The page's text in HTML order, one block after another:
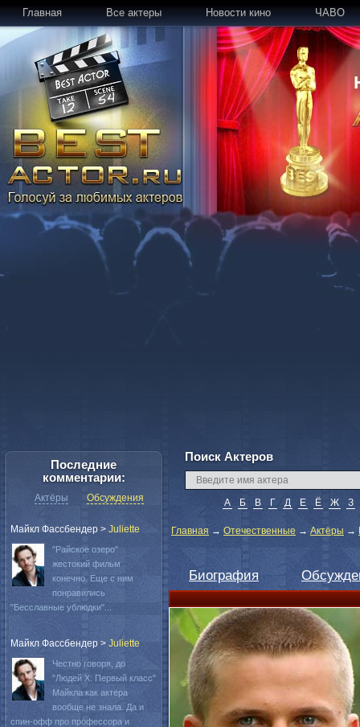
Главная Все актеры Новости кино ЧАВО
Поиск Актеров
А Б В Г Д Е Ё Ж З
Главная → Отечественные → Актёры →
Биография
Последние
комментарии:
Актёры Обсуждения
Майкл Фассбендер > Juliette
"Райское озеро"
жестокий фильм
конечно. Еще с ним
понравились
"Бесславные ублюдки"...
Майкл Фассбендер > Juliette
Честно говоря, до
"Людей Х: Первый класс"
Майкла как актера
вообще не знала. Да и
спин-офф про профессора и